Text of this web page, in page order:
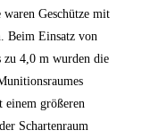
Geschütze mit
Beim Einsatz von
zu 4,0 m wurden die
einem größeren
Schartenraum